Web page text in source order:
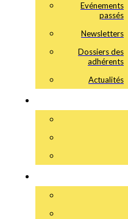
Evénements
passés
Newsletters
Dossiers des
adhérents
Actualités